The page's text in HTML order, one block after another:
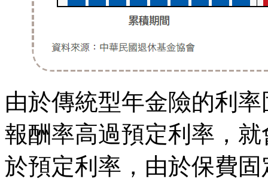
由於傳統型年金險的利
報酬率高過預定利率，
於預定利率，由於保費